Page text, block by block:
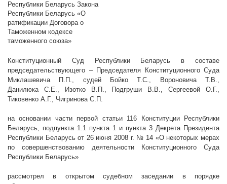
Республики Беларусь Закона
Республики Беларусь «О
ратификации Договора о
Таможенном кодексе
таможенного союза»
Конституционный Суд Республики Беларусь в составе
председательствующего – Председателя Конституционного Суда
Миклашевича П.П., судей Бойко Т.С., Вороновича Т.В.,
Данилюка С.Е., Изотко В.П., Подгруши В.В., Сергеевой О.Г.,
Тиковенко А.Г., Чигринова С.П.
на основании части первой статьи 116 Конституции Республики
Беларусь, подпункта 1.1 пункта 1 и пункта 3 Декрета Президента
Республики Беларусь от 26 июня 2008 г. № 14 «О некоторых мерах
по совершенствованию деятельности Конституционного Суда
Республики Беларусь»
рассмотрел в открытом судебном заседании в порядке